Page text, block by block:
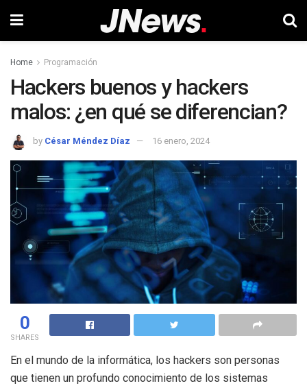
Home Programación
Hackers buenos y hackers
malos: ¿en qué se diferencian?
by César Méndez Díaz 16 enero, 2024
0
SHARES
En el mundo de la informática, los hackers son personas
que tienen un profundo conocimiento de los sistemas